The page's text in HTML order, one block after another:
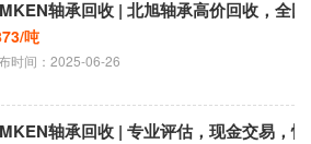
轴承回收 | 北旭轴承高价回收，全
吨
时间：2025-06-26
轴承回收 | 专业评估，现金交易，